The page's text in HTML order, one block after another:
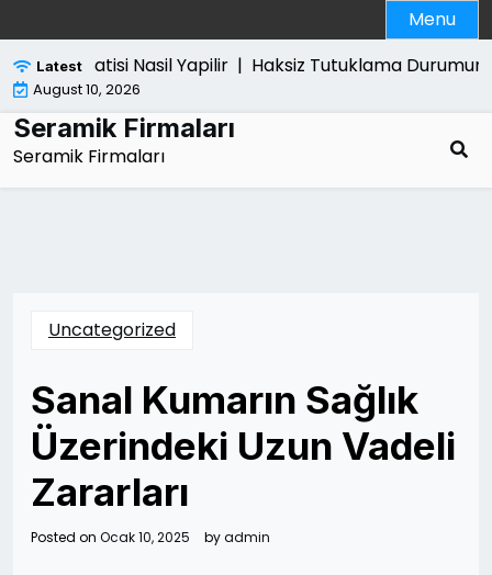
to
content
Menu
Latest
Pro Satisi Nasil Yapilir |Haksiz Tutuklama
August 10, 2026
Seramik Firmaları
Seramik Firmaları
Uncategorized
Sanal Kumarın Sağlık
Üzerindeki Uzun Vadeli
Zararları
Posted on Ocak 10, 2025 byadmin